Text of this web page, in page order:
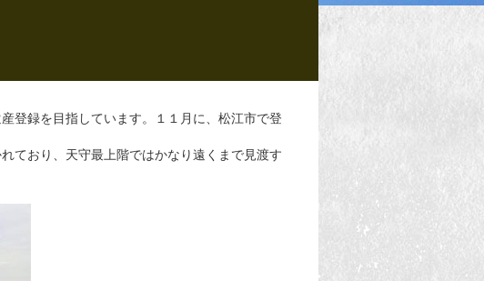
登録を目指しています。１１月に、松江市で登
ており、天守最上階ではかなり遠くまで見渡す